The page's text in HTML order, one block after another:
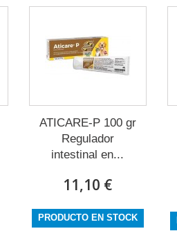
ATICARE-P 100 gr
Regulador
intestinal en...
11,10 €
PRODUCTO EN STOCK